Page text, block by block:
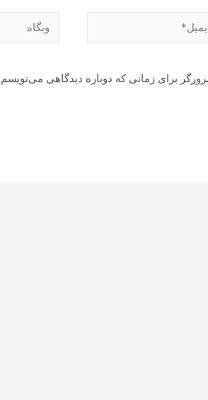
وبگاه
برای زمانی که دوباره دیدگاهی